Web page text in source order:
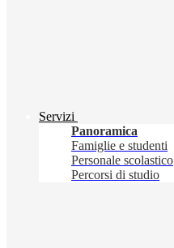
Servizi
Panoramica
Famiglie e studenti
Personale scolastico
Percorsi di studio